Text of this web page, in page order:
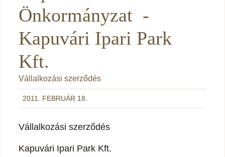
Önkormányzat -
Kapuvári Ipari Park
Kft.
Vállalkozási szerződés
2011. FEBRUÁR 18.
Vállalkozási szerződés
Kapuvári Ipari Park Kft.